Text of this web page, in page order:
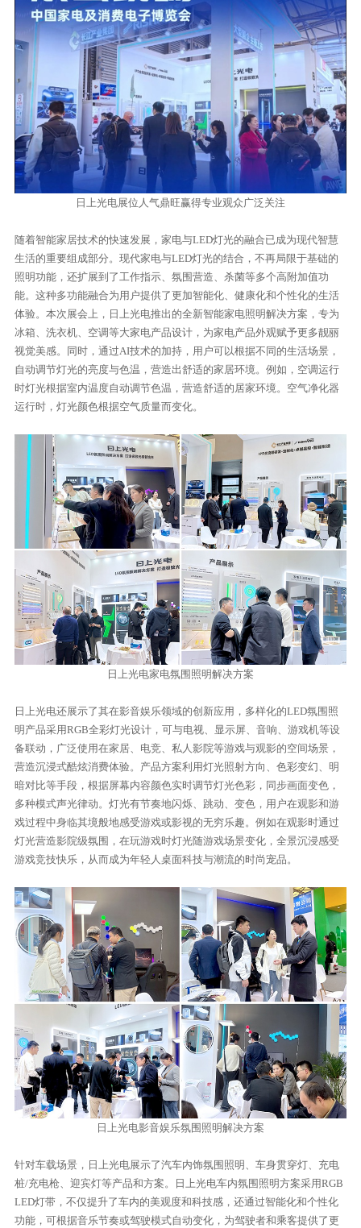
日上光电展位人气鼎旺赢得专业观众广泛关注
随着智能家居技术的快速发展，家电与LED灯光的融合已成为现代智慧
生活的重要组成部分。现代家电与LED灯光的结合，不再局限于基础的
照明功能，还扩展到了工作指示、氛围营造、杀菌等多个高附加值功
能。这种多功能融合为用户提供了更加智能化、健康化和个性化的生活
体验。本次展会上，日上光电推出的全新智能家电照明解决方案，专为
冰箱、洗衣机、空调等大家电产品设计，为家电产品外观赋予更多靓丽
视觉美感。同时，通过AI技术的加持，用户可以根据不同的生活场景，
自动调节灯光的亮度与色温，营造出舒适的家居环境。例如，空调运行
时灯光根据室内温度自动调节色温，营造舒适的居家环境。空气净化器
运行时，灯光颜色根据空气质量而变化。
日上光电家电氛围照明解决方案
日上光电还展示了其在影音娱乐领域的创新应用，多样化的LED氛围照
明产品采用RGB全彩灯光设计，可与电视、显示屏、音响、游戏机等设
备联动，广泛使用在家居、电竞、私人影院等游戏与观影的空间场景，
营造沉浸式酷炫消费体验。产品方案利用灯光照射方向、色彩变幻、明
暗对比等手段，根据屏幕内容颜色实时调节灯光色彩，同步画面变色，
多种模式声光律动。灯光有节奏地闪烁、跳动、变色，用户在观影和游
戏过程中身临其境般地感受游戏或影视的无穷乐趣。例如在观影时通过
灯光营造影院级氛围，在玩游戏时灯光随游戏场景变化，全景沉浸感受
游戏竞技快乐，从而成为年轻人桌面科技与潮流的时尚宠品。
日上光电影音娱乐氛围照明解决方案
针对车载场景，日上光电展示了汽车内饰氛围照明、车身贯穿灯、充电
桩/充电枪、迎宾灯等产品和方案。日上光电车内氛围照明方案采用RGB
LED灯带，不仅提升了车内的美观度和科技感，还通过智能化和个性化
功能，可根据音乐节奏或驾驶模式自动变化，为驾驶者和乘客提供了更